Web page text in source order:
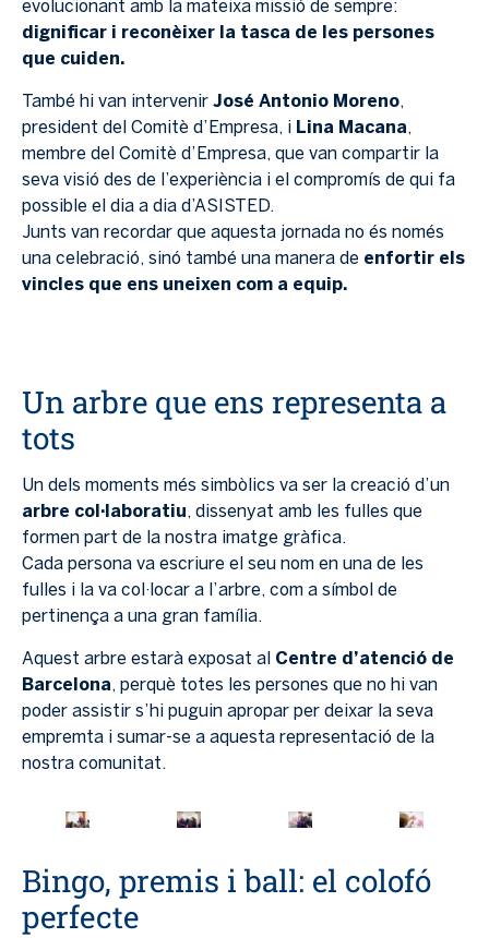
evolucionant amb la mateixa missió de sempre:
dignificar i reconèixer la tasca de les persones
que cuiden.
També hi van intervenir José Antonio Moreno,
president del Comitè d’Empresa, i Lina Macana ,
membre del Comitè d’Empresa, que van compartir la
seva visió des de l’experiència i el compromís de qui fa
possible el dia a dia d’ASISTED.
Junts van recordar que aquesta jornada no és només
una celebració, sinó també una manera de enfortir els
vincles que ens uneixen com a equip.
Un arbre que ens representa a
tots
Un dels moments més simbòlics va ser la creació d’un
arbre col·laboratiu, dissenyat amb les fulles que
formen part de la nostra imatge gràfica.
Cada persona va escriure el seu nom en una de les
fulles i la va col·locar a l’arbre, com a símbol de
pertinença a una gran família.
Aquest arbre estarà exposat al Centre d’atenció de
Barcelona , perquè totes les persones que no hi van
poder assistir s’hi puguin apropar per deixar la seva
empremta i sumar-se a aquesta representació de la
nostra comunitat.
Bingo, premis i ball: el colofó
perfecte